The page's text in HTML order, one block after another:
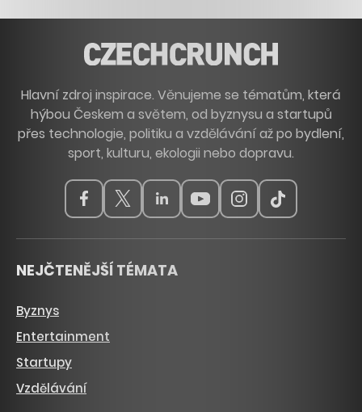
Hlavní zdroj inspirace. Věnujeme se tématům, která
hýbou Českem a světem, od byznysu a startupů
přes technologie, politiku a vzdělávání až po bydlení,
sport, kulturu, ekologii nebo dopravu.
NEJČTENĚJŠÍ TÉMATA
Byznys
Entertainment
Startupy
Vzdělávání